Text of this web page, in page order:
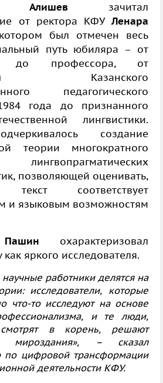
Алишевзачитал
от ректора КФУЛенара
был отмечен весь
путь юбиляра – от
до профессора, от
Казанского
педагогического
года до признанного
лингвистики.
создание
теории многократного
лингвопрагматических
позволяющей оценивать,
текст соответствует
и языковым возможностям
охарактеризовал
яркого исследователя.
работники делятся на
исследователи, которые
что-то исследуют на основе
и те люди,
в корень, решают
мироздания», – сказал
по цифровой трансформации
деятельности КФУ.